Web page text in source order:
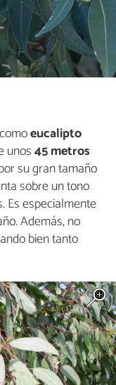
eucalipto
unos45 metros
su gran tamaño
sobre un tono
Es especialmente
Además, no
bien tanto